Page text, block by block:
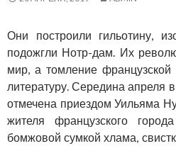
Они построили гильотину,
подожгли Нотр-дам. Их
мир, а томление
литературу. Середина апреля
отмечена приездом Уильяма
жителя французского
бомжовой сумкой хлама,